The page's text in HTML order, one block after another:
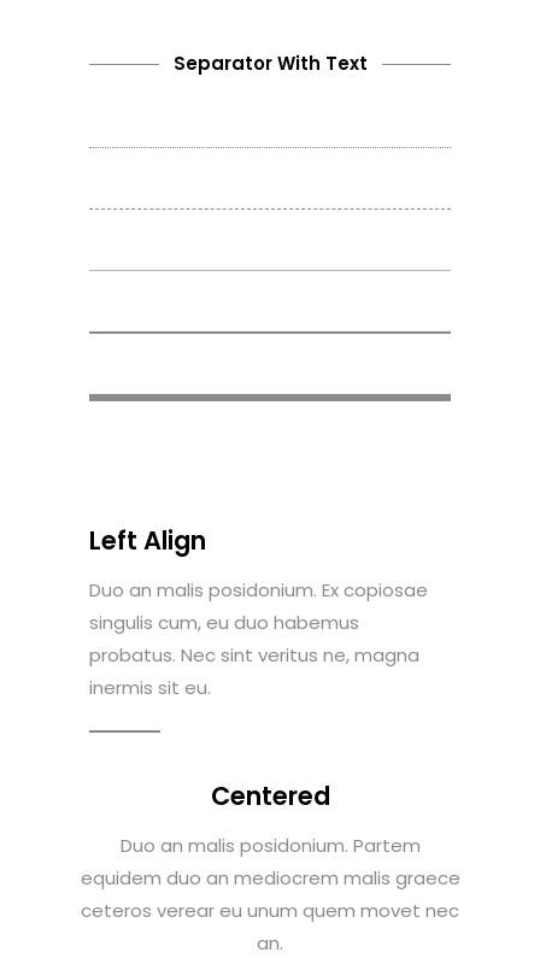
Separator With Text
Left Align
Duo an malis posidonium. Ex copiosae
singulis cum, eu duo habemus
probatus. Nec sint veritus ne, magna
inermis sit eu.
Centered
Duo an malis posidonium. Partem
equidem duo an mediocrem malis graece
ceteros verear eu unum quem movet nec
an.